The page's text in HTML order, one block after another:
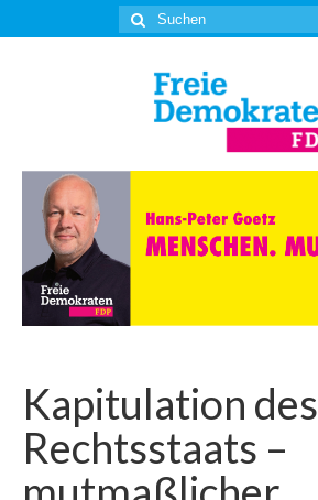
Suche
nach:
Kapitulation des
Rechtsstaats –